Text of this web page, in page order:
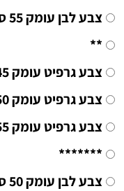
צבע לבן עומק 55 סמ 40 קג
**
צבע גרפיט עומק 45 סמ 40 קג
צבע גרפיט עומק 50 סמ 40 קג
צבע גרפיט עומק 55 סמ 40 קג
*******
צבע לבן עומק 50 סמ 65 קג